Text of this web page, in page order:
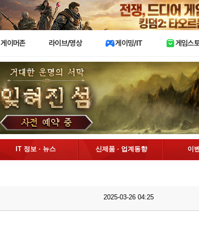
게이머존 라이브/영상 게이밍/IT 게임스
IT 정보 · 뉴스 신제품 · 업계동향 이
2025-03-26 04:25